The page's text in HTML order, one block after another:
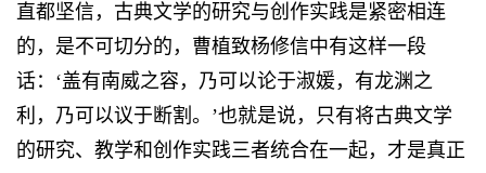
直都坚信，古典文学的研究与创作实践是紧密相连
的，是不可切分的，曹植致杨修信中有这样一段
话：‘盖有南威之容，乃可以论于淑媛，有龙渊之
利，乃可以议于断割。’也就是说，只有将古典文学
的研究、教学和创作实践三者统合在一起，才是真正